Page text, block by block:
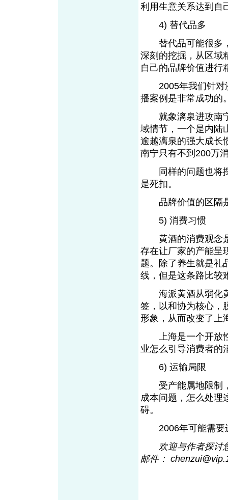
利用生意关系达到自
4) 替代品多
替代品可能很多，
深刻的挖掘，从区域
自己的品牌价值进行
2005年我们针对济
播案例是非常成功的
就象漓泉进攻南宁
域情节，一个是内陆
逾越漓泉的强大成长
南宁只有不到200万
同样的问题也将摆
是死扣。
品牌价值的区隔
5) 消费习惯
黄酒的消费观念是
存在让厂家的产能呈
题。除了养生就是礼
线，但是这条路比较
海派黄酒从弱化黄
签，以和协为核心，
形象，从而改变了上
上海是一个开放性
业怎么引导消费者的
6) 运输局限
受产能属地限制，
成本问题，怎么处理
碍。
2006年可能需要
欢迎与作者探讨您
邮件：